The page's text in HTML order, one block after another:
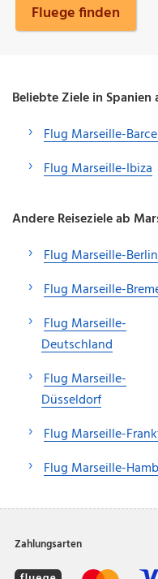
Fluege finden
Beliebte Ziele in Spanien
Flug Marseille-
Flug Marseille-Ibiza
Andere Reiseziele ab
Flug Marseille-Berlin
Flug Marseille-
Flug Marseille-
Deutschland
Flug Marseille-
Düsseldorf
Flug Marseille-
Flug Marseille-